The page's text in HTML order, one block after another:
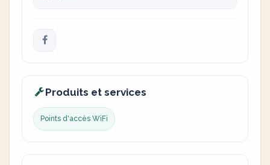
Produits et services
Points d'accès WiFi